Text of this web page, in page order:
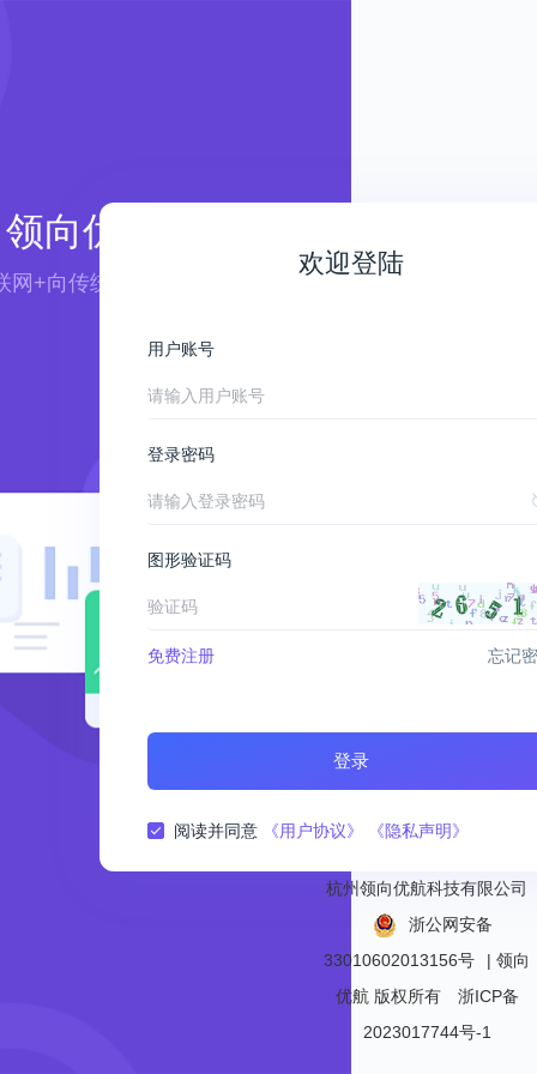
领向优航
+向传统行业赋能 ——
欢迎登陆
用户账号
登录密码
图形验证码
免费注册 忘记
登录
阅读并同意 《用户协议》 《隐私声明》
杭州领向优航科技有限公司
浙公网安备
33010602013156号
| 领向
优航 版权所有
浙ICP备
2023017744号-1